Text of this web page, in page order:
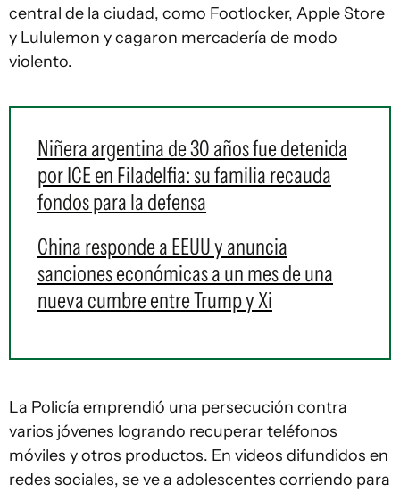
central de la ciudad, como Footlocker, Apple Store
y Lululemon y cagaron mercadería de modo
violento.
Niñera argentina de 30 años fue detenida
por ICE en Filadelfia: su familia recauda
fondos para la defensa
China responde a EEUU y anuncia
sanciones económicas a un mes de una
nueva cumbre entre Trump y Xi
La Policía emprendió una persecución contra
varios jóvenes logrando recuperar teléfonos
móviles y otros productos. En videos difundidos en
redes sociales, se ve a adolescentes corriendo para